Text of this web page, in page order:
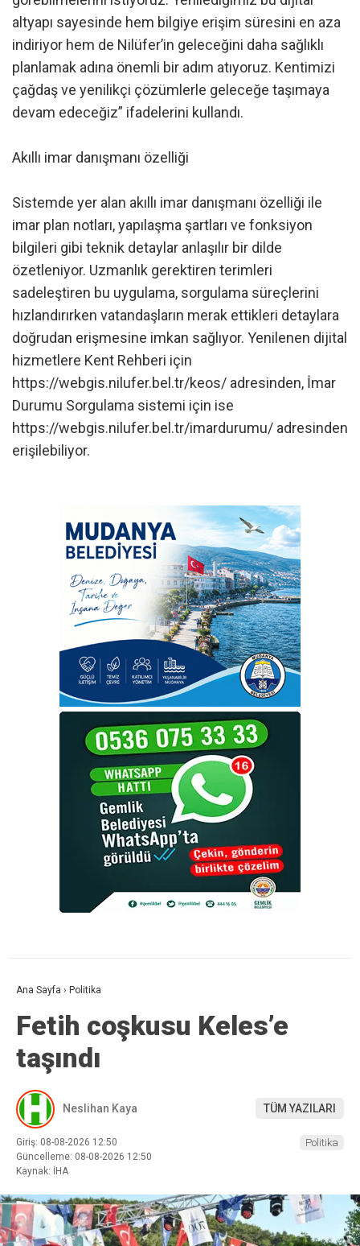
altyapı sayesinde hem bilgiye erişim süresini en aza
indiriyor hem de Nilüfer’in geleceğini daha sağlıklı
planlamak adına önemli bir adım atıyoruz. Kentimizi
çağdaş ve yenilikçi çözümlerle geleceğe taşımaya
devam edeceğiz” ifadelerini kullandı.
Akıllı imar danışmanı özelliği
Sistemde yer alan akıllı imar danışmanı özelliği ile
imar plan notları, yapılaşma şartları ve fonksiyon
bilgileri gibi teknik detaylar anlaşılır bir dilde
özetleniyor. Uzmanlık gerektiren terimleri
sadeleştiren bu uygulama, sorgulama süreçlerini
hızlandırırken vatandaşların merak ettikleri detaylara
doğrudan erişmesine imkan sağlıyor. Yenilenen dijital
hizmetlere Kent Rehberi için
https://webgis.nilufer.bel.tr/keos/ adresinden, İmar
Durumu Sorgulama sistemi için ise
https://webgis.nilufer.bel.tr/imardurumu/ adresinden
erişilebiliyor.
Ana Sayfa › Politika
Fetih coşkusu Keles’e
taşındı
Neslihan Kaya TÜM YAZILARI
Giriş: 08-08-2026 12:50
Güncelleme: 08-08-2026 12:50
Kaynak: İHA
Politika